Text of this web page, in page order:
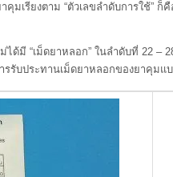
ม “ตัวเลขลำดับการใช้” ก็คือ “
ม็ดยาหลอก” ในลำดับที่ 22 – 28
รับประทานเม็ดยาหลอกของยาคุมแบ